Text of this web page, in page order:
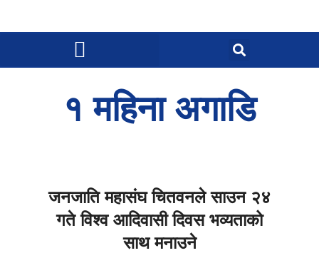
१ महिना अगाडि
जनजाति महासंघ चितवनले साउन २४
गते विश्व आदिवासी दिवस भव्यताको
साथ मनाउने